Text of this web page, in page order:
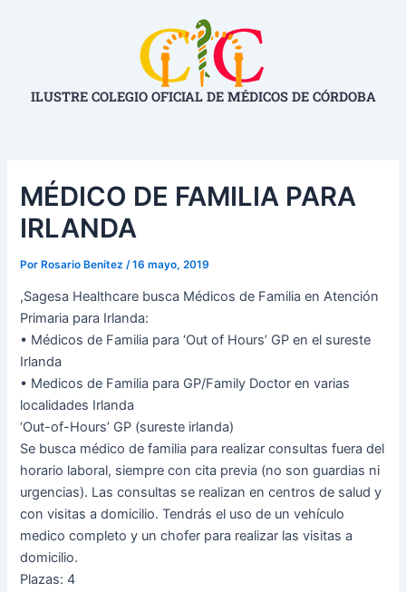
ILUSTRE COLEGIO OFICIAL DE MÉDICOS DE CÓRDOBA
MÉDICO DE FAMILIA PARA
IRLANDA
PorRosario Benítez /16 mayo, 2019
,Sagesa Healthcare busca Médicos de Familia en Atención
Primaria para Irlanda:
• Médicos de Familia para ‘Out of Hours’ GP en el sureste
Irlanda
• Medicos de Familia para GP/Family Doctor en varias
localidades Irlanda
‘Out-of-Hours’ GP (sureste irlanda)
Se busca médico de familia para realizar consultas fuera del
horario laboral, siempre con cita previa (no son guardias ni
urgencias). Las consultas se realizan en centros de salud y
con visitas a domicilio. Tendrás el uso de un vehículo
medico completo y un chofer para realizar las visitas a
domicilio.
Plazas: 4